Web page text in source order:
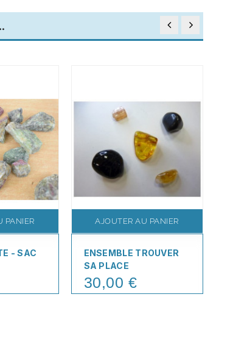
PANIER
- SAC
AJOUTER AU PANIER
ENSEMBLE TROUVER
SA PLACE
Price
30,00 €